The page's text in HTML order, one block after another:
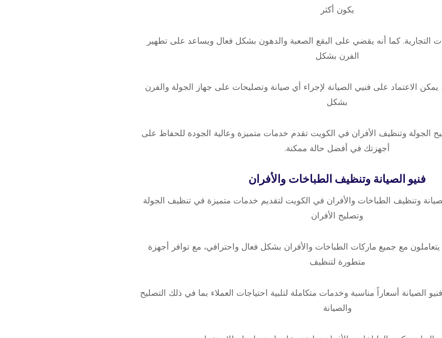
يكون أكثر
التجارية. كما أنه يقضي على البقع الصعبة والدهون بشكل فعال ويساعد على تطهير
الفرن بشكل
يمكن الاعتماد على فنيي الصيانة لإجراء أي صيانة وتصليحات على جهاز الجولة والفرن
بشكل
الجولة وتنظيف الأفران في الكويت تقدم خدمات متميزة وعالية الجودة للحفاظ على
أجهزتك في أفضل حالة ممكنة.
فنيو الصيانة وتنظيف الطباخات والأفران
وتنظيف الطباخات والأفران في الكويت لتقديم خدمات متميزة في تنظيف الجولة
وتصليح الأفران
يتعاملون مع جميع ماركات الطباخات والأفران بشكل فعال واحترافي، مع توافر أجهزة
متطورة لتنظيف
الصيانة أسعاراً مناسبة وخدمات متكاملة لتلبية احتياجات العملاء بما في ذلك التصليح
والصيانة